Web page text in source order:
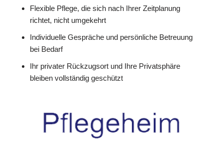
Flexible Pflege, die sich nach Ihrer Zeitplanung
richtet, nicht umgekehrt
Individuelle Gespräche und persönliche Betreuung
bei Bedarf
Ihr privater Rückzugsort und Ihre Privatsphäre
bleiben vollständig geschützt